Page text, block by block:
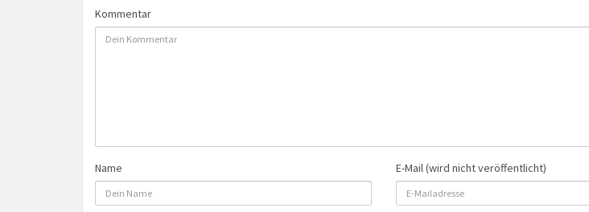
Kommentar
Name E-Mail (wird nicht veröffentlicht)